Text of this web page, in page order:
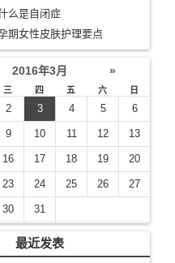
么是自闭症
期女性皮肤护理要点
2016年3月 »
三 四 五 六 日
2 3 4 5 6
9 10 11 12 13
16 17 18 19 20
23 24 25 26 27
30 31
最近发表